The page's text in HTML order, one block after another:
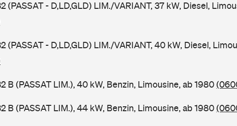
(PASSAT - D,LD,GLD) LIM./VARIANT, 37 kW, Diesel,
(PASSAT - D,LD,GLD) LIM./VARIANT, 40 kW, Diesel,
B (PASSAT LIM.), 40 kW, Benzin, Limousine, ab 1980
B (PASSAT LIM.), 44 kW, Benzin, Limousine, ab 1980